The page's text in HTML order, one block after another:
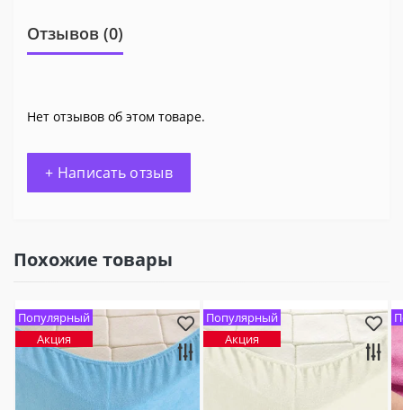
Отзывов (0)
Нет отзывов об этом товаре.
+ Написать отзыв
Похожие товары
Популярный
Акция
Популярный
Акция